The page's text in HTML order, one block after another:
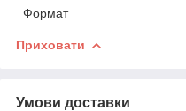
Формат
Приховати
Умови доставки